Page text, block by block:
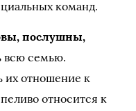
команд.
послушны,
всю семью.
их отношение к
относится к